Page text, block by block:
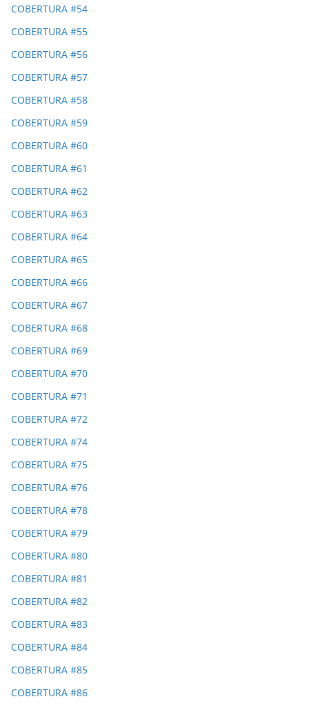
COBERTURA #54
COBERTURA #55
COBERTURA #56
COBERTURA #57
COBERTURA #58
COBERTURA #59
COBERTURA #60
COBERTURA #61
COBERTURA #62
COBERTURA #63
COBERTURA #64
COBERTURA #65
COBERTURA #66
COBERTURA #67
COBERTURA #68
COBERTURA #69
COBERTURA #70
COBERTURA #71
COBERTURA #72
COBERTURA #74
COBERTURA #75
COBERTURA #76
COBERTURA #78
COBERTURA #79
COBERTURA #80
COBERTURA #81
COBERTURA #82
COBERTURA #83
COBERTURA #84
COBERTURA #85
COBERTURA #86